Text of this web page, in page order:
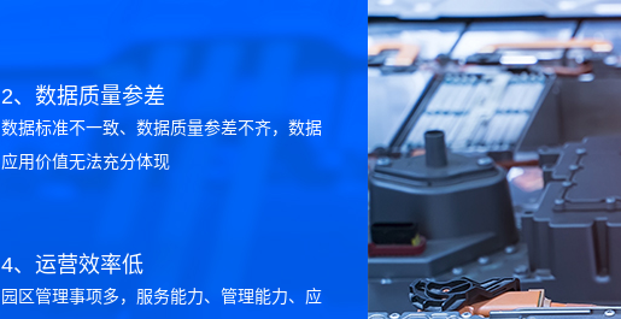
2、数据质量参差
数据标准不一致、数据质量参差不齐，数据
应用价值无法充分体现
4、运营效率低
园区管理事项多，服务能力、管理能力、应